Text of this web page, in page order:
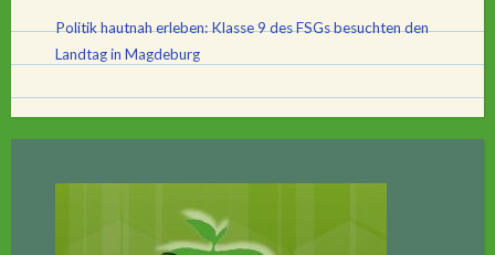
Politik hautnah erleben: Klasse 9 des FSGs besuchten den
Landtag in Magdeburg